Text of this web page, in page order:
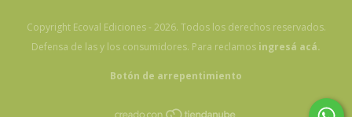
Copyright Ecoval Ediciones - 2026. Todos los derechos reservados.
Defensa de las y los consumidores. Para reclamos ingresá acá.
Botón de arrepentimiento